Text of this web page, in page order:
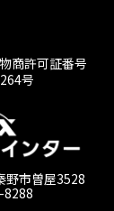
商許可証番号
号
野市曽屋3528
8288